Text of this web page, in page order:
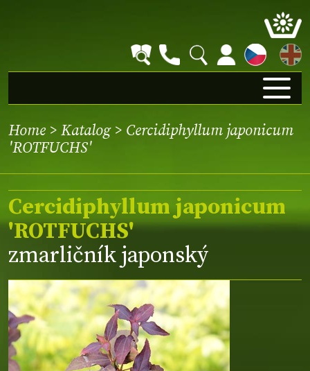
EN
Home > Katalog> Cercidiphyllum japonicum
'ROTFUCHS'
Cercidiphyllum japonicum
'ROTFUCHS'
zmarličník japonský